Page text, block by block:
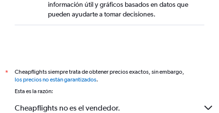
información útil y gráficos basados en datos que
pueden ayudarte a tomar decisiones.
*
Cheapflights siempre trata de obtener precios exactos, sin embargo,
los precios no están garantizados.
Esta es la razón:
Cheapflights no es el vendedor.